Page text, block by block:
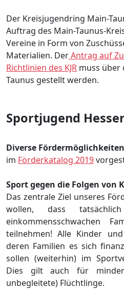
Der Kreisjugendring Main-
Auftrag des Main-Taunus-
Vereine in Form von
Materialien. DerAntrag auf
Richtlinien des KJR muss über
Taunus gestellt werden.
Sportjugend
Diverse Fördermöglichkeiten
im Förderkatalog 2019
Sport gegen die Folgen von
Das zentrale Ziel unseres
wollen, dass
einkommensschwachen
teilnehmen! Alle Kinder
deren Familien es sich
sollen (weiterhin) im
Dies gilt auch für
unbegleitete) Flüchtlinge.